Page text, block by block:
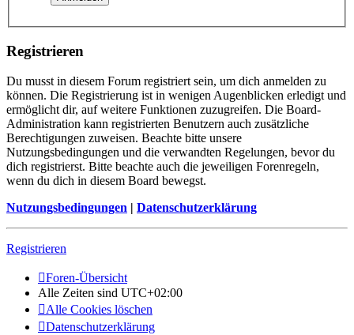
Registrieren
Du musst in diesem Forum registriert sein, um dich anmelden zu
können. Die Registrierung ist in wenigen Augenblicken erledigt und
ermöglicht dir, auf weitere Funktionen zuzugreifen. Die Board-
Administration kann registrierten Benutzern auch zusätzliche
Berechtigungen zuweisen. Beachte bitte unsere
Nutzungsbedingungen und die verwandten Regelungen, bevor du
dich registrierst. Bitte beachte auch die jeweiligen Forenregeln,
wenn du dich in diesem Board bewegst.
Nutzungsbedingungen | Datenschutzerklärung
Registrieren
Foren-Übersicht
Alle Zeiten sind UTC+02:00
Alle Cookies löschen
Datenschutzerklärung